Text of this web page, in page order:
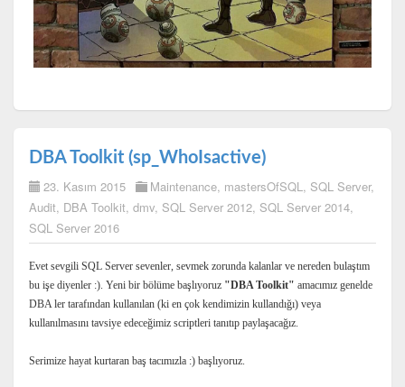
DBA Toolkit (sp_WhoIsactive)
23. Kasım 2015 Maintenance, mastersOfSQL, SQL Server,
Audit, DBA Toolkit, dmv, SQL Server 2012, SQL Server 2014,
SQL Server 2016
Evet sevgili SQL Server sevenler, sevmek zorunda kalanlar ve nereden bulaştım
bu işe diyenler :). Yeni bir bölüme başlıyoruz "DBA Toolkit" amacımız genelde
DBA ler tarafından kullanılan (ki en çok kendimizin kullandığı) veya
kullanılmasını tavsiye edeceğimiz scriptleri tanıtıp paylaşacağız.
Serimize hayat kurtaran baş tacımızla :) başlıyoruz.